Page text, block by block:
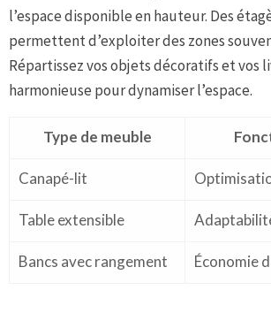
l’espace disponible en hauteur. Des
permettent d’exploiter des zones
Répartissez vos objets décoratifs et vos
harmonieuse pour dynamiser l’espace.
Type de meuble
Canapé-lit
Table extensible
Bancs avec rangement Économie